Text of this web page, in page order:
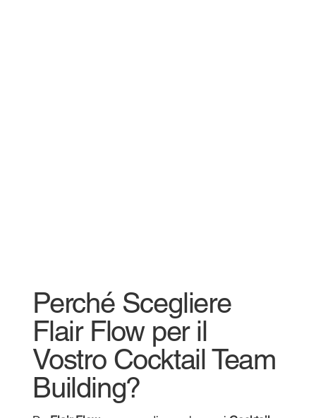
Perché Scegliere
Flair Flow per il
Vostro Cocktail Team
Building?